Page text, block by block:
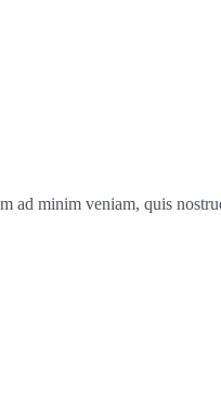
ad minim veniam, quis